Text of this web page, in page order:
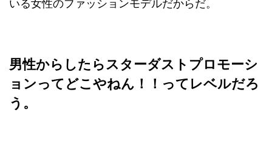
いる女性のファッションモデルだからだ。
男性からしたらスターダストプロモーシ
ョンってどこやねん！！ってレベルだろ
う。